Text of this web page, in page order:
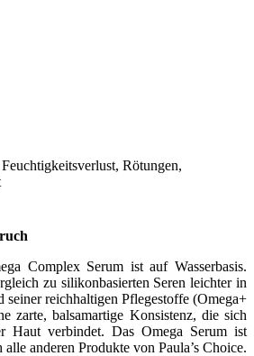
Rötungen,
Complex Serum ist auf Wasserbasis.
zu silikonbasierten Seren leichter in
seiner reichhaltigen Pflegestoffe (Omega+
zarte, balsamartige Konsistenz, die sich
Haut verbindet. Das Omega Serum ist
anderen Produkte von Paula’s Choice.